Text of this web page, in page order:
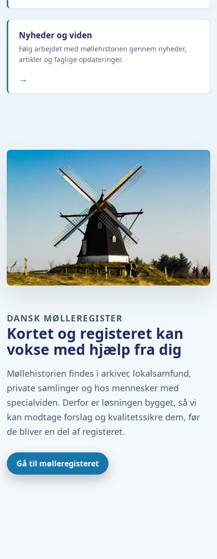
Nyheder og viden
Følg arbejdet med møllehistorien gennem nyheder,
artikler og faglige opdateringer.
→
DANSK MØLLEREGISTER
Kortet og registeret kan
vokse med hjælp fra dig
Møllehistorien findes i arkiver, lokalsamfund,
private samlinger og hos mennesker med
specialviden. Derfor er løsningen bygget, så vi
kan modtage forslag og kvalitetssikre dem, før
de bliver en del af registeret.
Gå til mølleregisteret